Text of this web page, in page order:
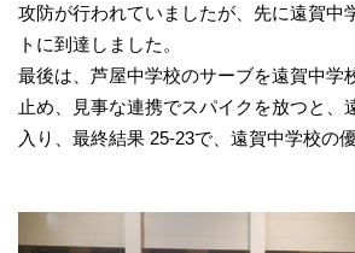
攻防が行われていましたが、先に遠賀中
トに到達しました。
最後は、芦屋中学校のサーブを遠賀中学
止め、見事な連携でスパイクを放つと、
入り、最終結果 25-23で、遠賀中学校の